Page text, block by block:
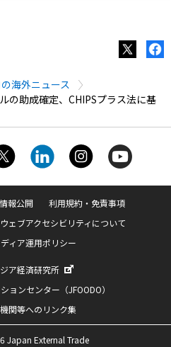
海外ニュース
の助成確定、CHIPSプラス法に基
情報公開
利用規約・免責事項
ウェブアクセシビリティについて
ィア運用ポリシー
ア経済研究所
ョンセンター（JFOODO）
関等へのリンク集
Japan External Trade